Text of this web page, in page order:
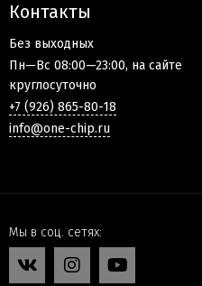
Контакты
Без выходных
Пн—Вс 08:00—23:00, на сайте
круглосуточно
+7 (926) 865-80-18
info@one-chip.ru
Мы в соц. сетях